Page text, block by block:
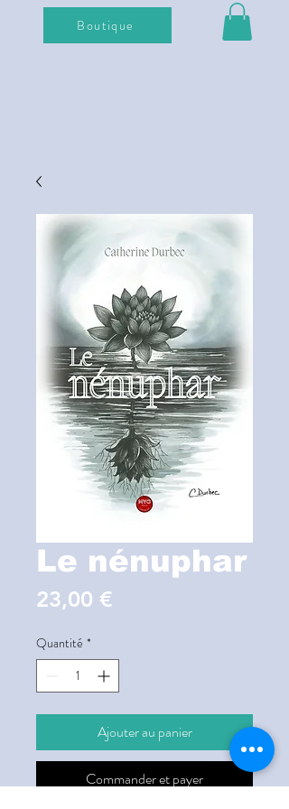
Boutique
Le nénuphar
23,00 €
Quantité *
Ajouter au panier
Commander et payer